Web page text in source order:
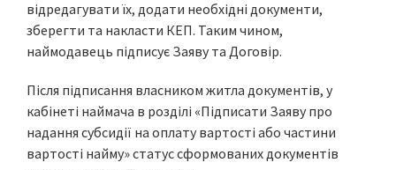
відредагувати їх, додати необхідні документи,
зберегти та накласти КЕП. Таким чином,
наймодавець підписує Заяву та Договір.
Після підписання власником житла документів, у
кабінеті наймача в розділі «Підписати Заяву про
надання субсидії на оплату вартості або частини
вартості найму» статус сформованих документів